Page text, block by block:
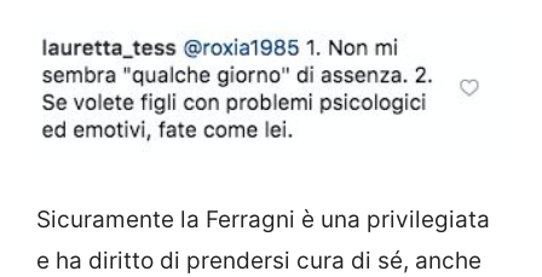
Sicuramente la Ferragni è una privilegiata
e ha diritto di prendersi cura di sé, anche